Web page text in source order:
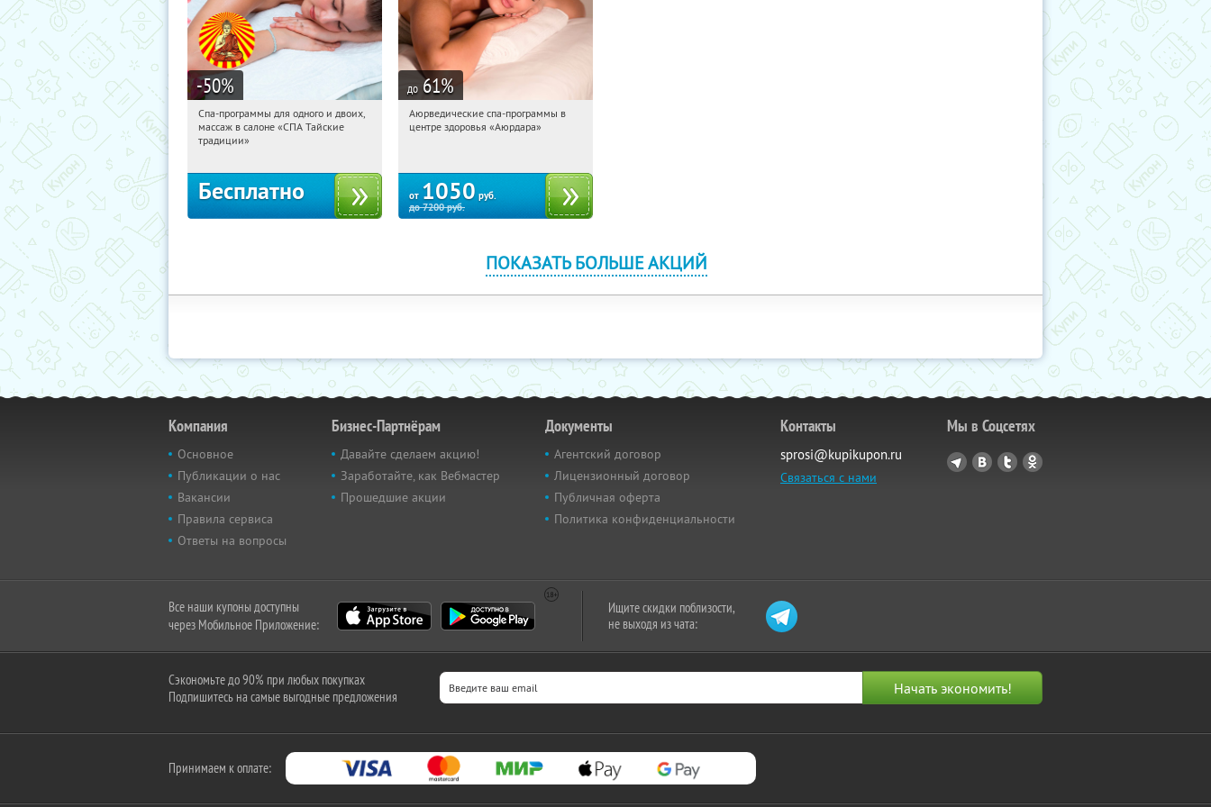
-50%
04:59:55 Получили:1678
Маяковская
Спа-программы для одного и двоих,
массаж в салоне «СПА Тайские
традиции»
Бесплатно
до 61%
04:59:55 Купили:627
Аюрведические спа-программы в
центре здоровья «Аюрдара»
от 1050 руб.
до7200руб.
ПОКАЗАТЬ БОЛЬШЕ АКЦИЙ
Компания
Основное
Публикации о нас
Вакансии
Правила сервиса
Ответы на вопросы
Бизнес-Партнёрам
Давайте сделаем акцию!
Заработайте, как Вебмастер
Прошедшие акции
Документы
Агентский договор
Лицензионный договор
Публичная оферта
Политика конфиденциальности
Контакты
sprosi@kupikupon.ru
Связаться с нами
Мы в Соцсетях
Все наши купоны доступны
через Мобильное Приложение:
Ищите скидки поблизости,
не выходя из чата:
Сэкономьте до 90% при любых покупках
Подпишитесь на самые выгодные предложения
Принимаем к оплате: